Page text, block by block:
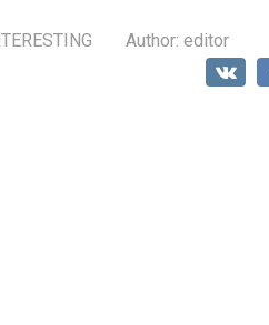
Author: editor